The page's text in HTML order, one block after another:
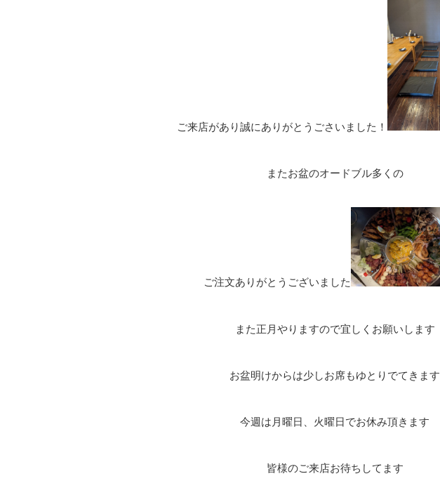
ご来店があり誠にありがとうごさいました！
またお盆のオードブル多くの
ご注文ありがとうございました
また正月やりますので宜しくお願いします
お盆明けからは少しお席もゆとりでてきます
今週は月曜日、火曜日でお休み頂きます
皆様のご来店お待ちしてます